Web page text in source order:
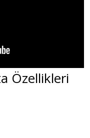
Özellikleri